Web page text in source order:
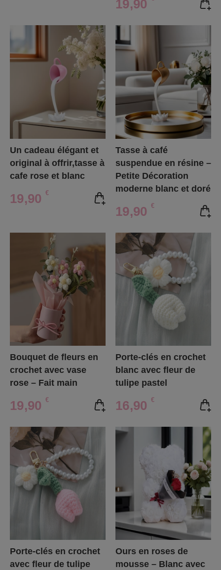
19,90
Un cadeau élégant et
original à offrir,tasse à
cafe rose et blanc
19,90 €
Tasse à café
suspendue en résine –
Petite Décoration
moderne blanc et doré
19,90 €
Bouquet de fleurs en
crochet avec vase
rose – Fait main
19,90 €
Porte-clés en crochet
blanc avec fleur de
tulipe pastel
16,90 €
Porte-clés en crochet
avec fleur de tulipe
Ours en roses de
mousse – Blanc avec